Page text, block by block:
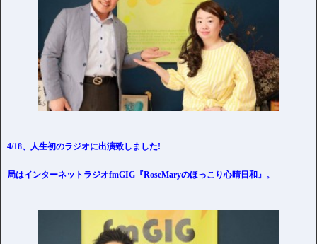
4/18、人生初のラジオに出演致しました!
局はインターネットラジオfmGIG『RoseMaryのほっこり心晴日和』。